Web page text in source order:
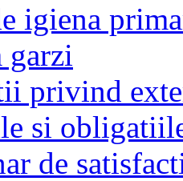
igiena
garzi
privind
si
de